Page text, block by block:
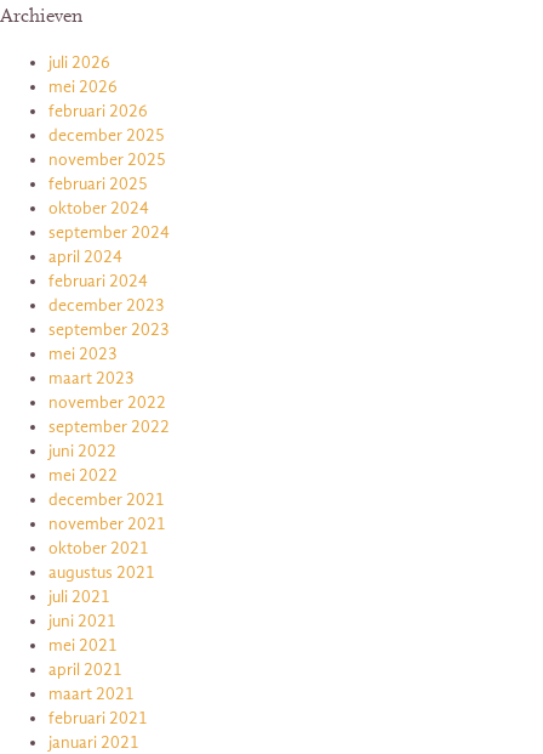
Archieven
juli 2026
mei 2026
februari 2026
december 2025
november 2025
februari 2025
oktober 2024
september 2024
april 2024
februari 2024
december 2023
september 2023
mei 2023
maart 2023
november 2022
september 2022
juni 2022
mei 2022
december 2021
november 2021
oktober 2021
augustus 2021
juli 2021
juni 2021
mei 2021
april 2021
maart 2021
februari 2021
januari 2021